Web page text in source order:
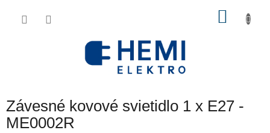
Závesné kovové svietidlo 1 x E27 -
ME0002R